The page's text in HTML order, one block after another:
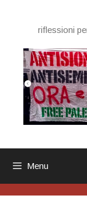
contenutoriflessioni
Menu